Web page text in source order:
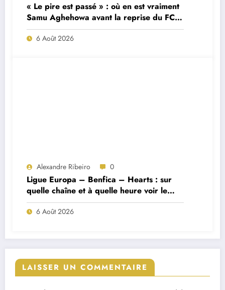
« Le pire est passé » : où en est vraiment
Samu Aghehowa avant la reprise du FC
Porto ?
6 Août 2026
Alexandre Ribeiro 0
Ligue Europa – Benfica – Hearts : sur
quelle chaîne et à quelle heure voir le
match ?
6 Août 2026
LAISSER UN COMMENTAIRE